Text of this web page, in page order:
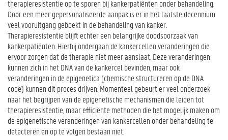
therapieresistentie op te sporen bij kankerpatiënten onder behandeling.
Door een meer gepersonaliseerde aanpak is er in het laatste decennium
veel vooruitgang geboekt in de behandeling van kanker.
Therapieresistentie blijft echter een belangrijke doodsoorzaak van
kankerpatiënten. Hierbij ondergaan de kankercellen veranderingen die
ervoor zorgen dat de therapie niet meer aanslaat. Deze veranderingen
kunnen zich in het DNA van de kankercel bevinden, maar ook
veranderingen in de epigenetica (chemische structureren op de DNA
code) kunnen dit proces drijven. Momenteel gebeurt er veel onderzoek
naar het begrijpen van de epigenetische mechanismen die leiden tot
therapieresistentie, maar efficiënte methoden die het mogelijk maken om
de epigenetische veranderingen van kankercellen onder behandeling te
detecteren en op te volgen bestaan niet.